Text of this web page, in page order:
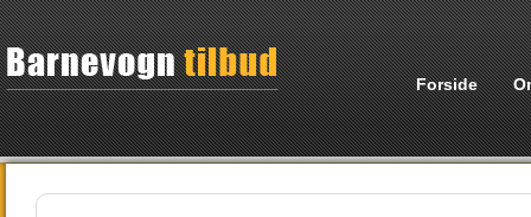
Forside